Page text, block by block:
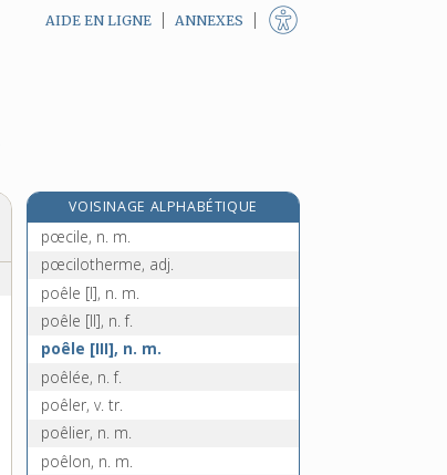
AIDE EN LIGNE ANNEXES
VOISINAGE ALPHABÉTIQUE
podzolisation, n. f.
pœcile, n. m.
pœcilotherme, adj.
poêle [I], n. m.
poêle [II], n. f.
poêle [III], n. m.
poêlée, n. f.
poêler, v. tr.
poêlier, n. m.
poêlon, n. m.